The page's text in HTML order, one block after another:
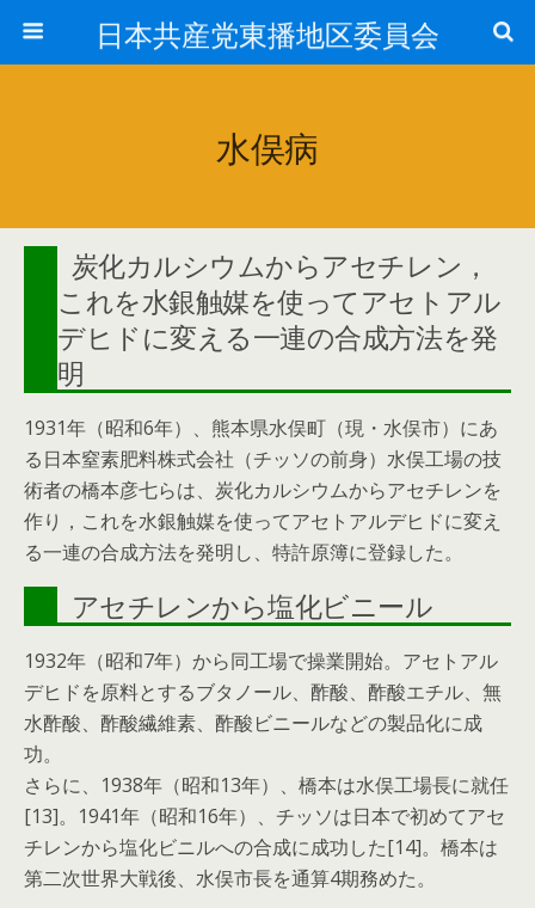
日本共産党東播地区委員会
水俣病
炭化カルシウムからアセチレン，
これを水銀触媒を使ってアセトアル
デヒドに変える一連の合成方法を発
明
1931年（昭和6年）、熊本県水俣町（現・水俣市）にあ
る日本窒素肥料株式会社（チッソの前身）水俣工場の技
術者の橋本彦七らは、炭化カルシウムからアセチレンを
作り，これを水銀触媒を使ってアセトアルデヒドに変え
る一連の合成方法を発明し、特許原簿に登録した。
アセチレンから塩化ビニール
1932年（昭和7年）から同工場で操業開始。アセトアル
デヒドを原料とするブタノール、酢酸、酢酸エチル、無
水酢酸、酢酸繊維素、酢酸ビニールなどの製品化に成
功。
さらに、1938年（昭和13年）、橋本は水俣工場長に就任
[13]。1941年（昭和16年）、チッソは日本で初めてアセ
チレンから塩化ビニルへの合成に成功した[14]。橋本は
第二次世界大戦後、水俣市長を通算4期務めた。